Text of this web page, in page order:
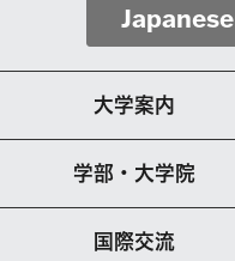
Japanese
大学案内
学部・大学院
国際交流